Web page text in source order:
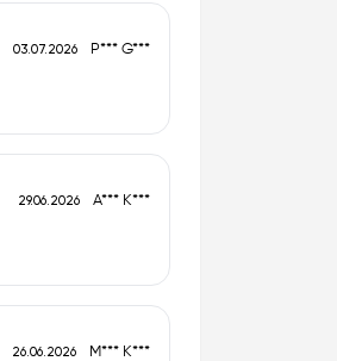
03.07.2026 P*** G***
29.06.2026 A*** K***
26.06.2026 M*** K***